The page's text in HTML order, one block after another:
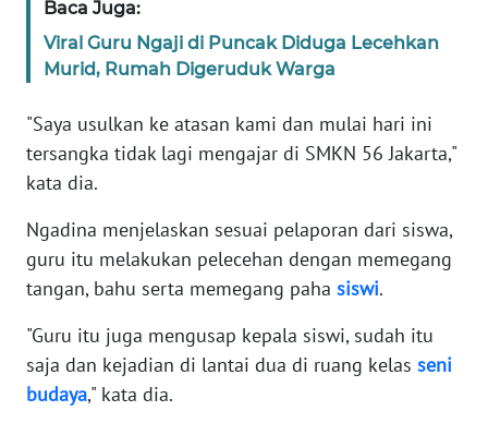
Baca Juga:
Viral Guru Ngaji di Puncak Diduga Lecehkan
Murid, Rumah Digeruduk Warga
"Saya usulkan ke atasan kami dan mulai hari ini
tersangka tidak lagi mengajar di SMKN 56 Jakarta,"
kata dia.
Ngadina menjelaskan sesuai pelaporan dari siswa,
guru itu melakukan pelecehan dengan memegang
tangan, bahu serta memegang paha siswi.
"Guru itu juga mengusap kepala siswi, sudah itu
saja dan kejadian di lantai dua di ruang kelas seni
budaya," kata dia.
JAKARTA
JABAR
WN
WN
NTT
WN
KEPRI